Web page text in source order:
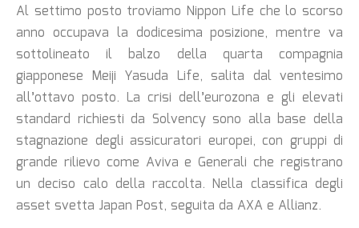
Al settimo posto troviamo Nippon Life che lo scorso
anno occupava la dodicesima posizione, mentre va
sottolineato il balzo della quarta compagnia
giapponese Meiji Yasuda Life, salita dal ventesimo
all’ottavo posto. La crisi dell’eurozona e gli elevati
standard richiesti da Solvency sono alla base della
stagnazione degli assicuratori europei, con gruppi di
grande rilievo come Aviva e Generali che registrano
un deciso calo della raccolta. Nella classifica degli
asset svetta Japan Post, seguita da AXA e Allianz.